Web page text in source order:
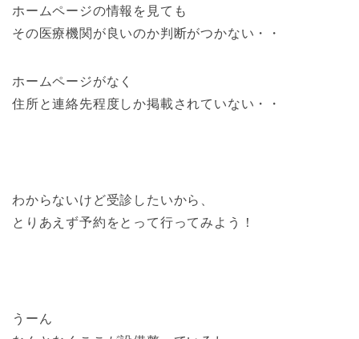
ホームページの情報を見ても
その医療機関が良いのか判断がつかない・・
ホームページがなく
住所と連絡先程度しか掲載されていない・・
わからないけど受診したいから、
とりあえず予約をとって行ってみよう！
うーん